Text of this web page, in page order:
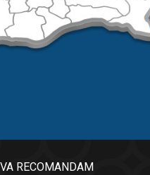
VA RECOMANDAM